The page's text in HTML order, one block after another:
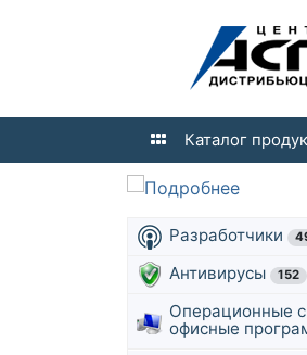
Каталог
Разработчики
Антивирусы 152
Операционные
офисные